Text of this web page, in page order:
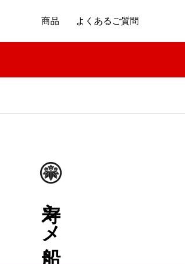
商品 よくあるご質問
寿シメ船